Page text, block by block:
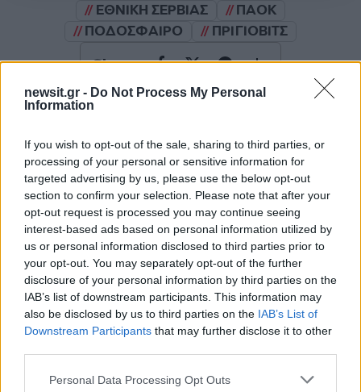
newsit.gr - Do Not Process My Personal
Information
If you wish to opt-out of the sale, sharing to third parties, or
processing of your personal or sensitive information for
targeted advertising by us, please use the below opt-out
section to confirm your selection. Please note that after your
opt-out request is processed you may continue seeing
interest-based ads based on personal information utilized by
us or personal information disclosed to third parties prior to
your opt-out. You may separately opt-out of the further
disclosure of your personal information by third parties on the
IAB’s list of downstream participants. This information may
also be disclosed by us to third parties on the IAB’s List of
Downstream Participants that may further disclose it to other
Please note that this website/app uses one or more Google
Personal Data Processing Opt Outs
ΕΘΝΙΚΗ ΣΕΡΒΙΑΣ
ΠΑΟΚ
ΠΟΔΟΣΦΑΙΡΟ
ΠΡΙΓΙΟΒΙΤΣ
Share:
Ακολουθήστε το Νewsit.gr στο Google News
Πιο δημοφιλή
1 Η Ελένη Φωτοπούλου ευχήθηκε για τη
γιορτή του Άκη Παυλόπουλου: «Δεκαπέντε
χρόνια μου διδάσκει υπομονή και αγάπη»
2Αριστοτέλης Δαμίγος: Στο Αποτεφρωτήριο
Ριτσώνας το «ύστατο χαίρε» στον Έλληνα
σύνδεσμο του ελικοπτέρου που έπεσε στην